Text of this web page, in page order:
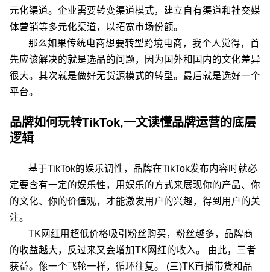
元化渠道。企业需要转变渠道模式，建立自有渠道和社交媒
体营销等多元化渠道，以拓宽市场份额。
那么如果传统电商想要转型跨境电商，我个人觉得，首
先应该解决的就是选品的问题，因为国外和国内的文化差异
很大。其次就是做好无货源模式的转型。最后就是选好一个
平台。
品牌如何玩转TikTok,一文读懂品牌运营的底层
逻辑
基于TikTok的娱乐调性，品牌在TikTok发布内容时就必
定要含有一定的娱乐性，用娱乐的方式来展现你的产品、你
的文化、你的价值观，才能激发用户的兴趣，得到用户的关
注。
TK网红用超低价格吸引粉丝购买，粉丝越多，品牌商
的收益越大，反过来又会增加TK网红的收入。 由此，三者
获益。像一个飞轮一样，循环往复。 (三)TK直播带货和品